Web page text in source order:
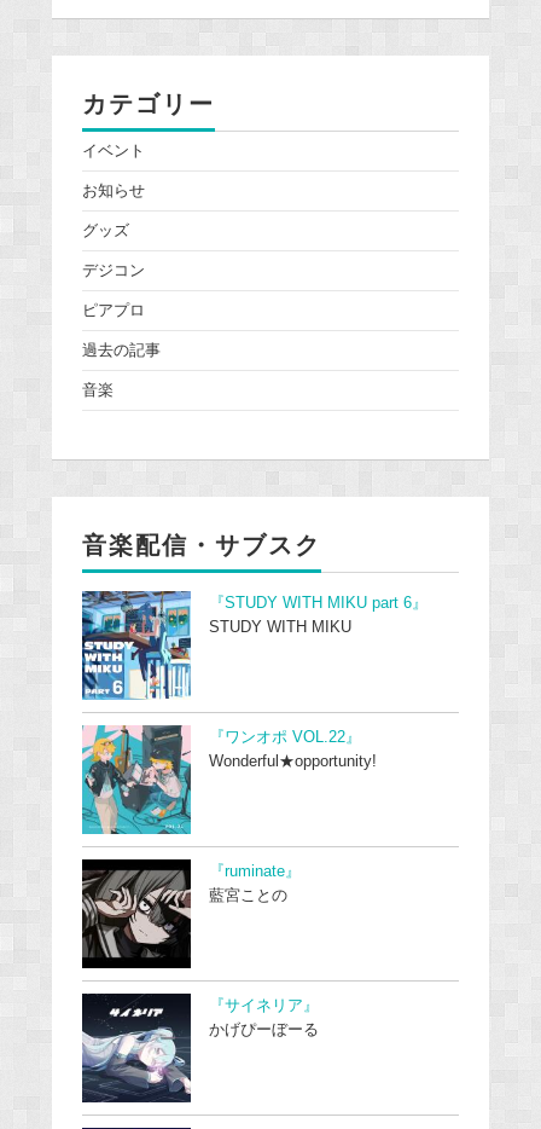
カテゴリー
イベント
お知らせ
グッズ
デジコン
ピアプロ
過去の記事
音楽
音楽配信・サブスク
『STUDY WITH MIKU part 6』
STUDY WITH MIKU
『ワンオポ VOL.22』
Wonderful★opportunity!
『ruminate』
藍宮ことの
『サイネリア』
かげぴーぼーる